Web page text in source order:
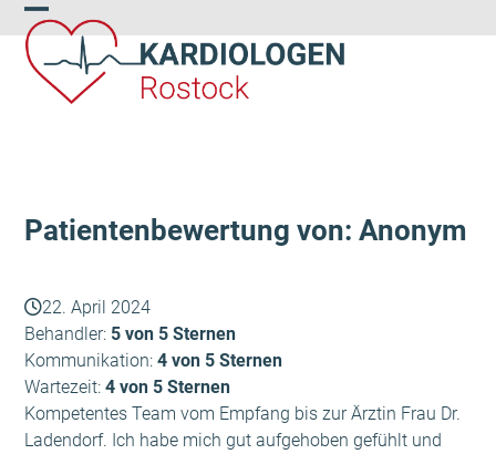
Skip
to
content
Open
mobile
menu
Close
mobile
menu
Patientenbewertung von: Anonym
22. April 2024
Behandler: 5 von 5 Sternen
Kommunikation:4 von 5 Sternen
Wartezeit:4 von 5 Sternen
Kompetentes Team vom Empfang bis zur Ärztin Frau Dr.
Ladendorf. Ich habe mich gut aufgehoben gefühlt und